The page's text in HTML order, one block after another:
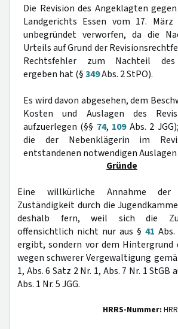
Die Revision des Angeklagten
Landgerichts Essen vom 17.
unbegründet verworfen, da die
Urteils auf Grund der
Rechtsfehler zum Nachteil des
ergeben hat (§349Abs. 2 StPO).
Es wird davon abgesehen, dem
Kosten und Auslagen des
aufzuerlegen (§§ 74, 109Abs. 2
die der Nebenklägerin im
entstandenen notwendigen
Gründe
Eine willkürliche Annahme der
Zuständigkeit durch die
deshalb fern, weil sich die
offensichtlich nicht nur aus § 41
ergibt, sondern vor dem Hintergrund
wegen schwerer Vergewaltigung
1, Abs. 6 Satz 2 Nr. 1, Abs. 7 Nr. 1 StGB
Abs. 1 Nr. 5 JGG.
HRRS-Nummer: